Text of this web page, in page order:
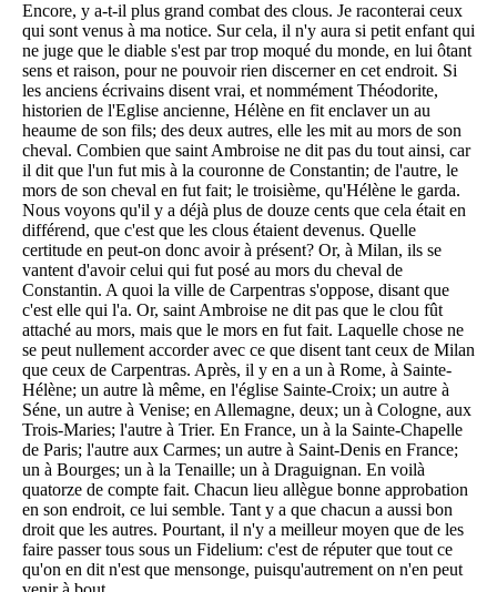
Encore, y a-t-il plus grand combat des clous. Je raconterai ceux
qui sont venus à ma notice. Sur cela, il n'y aura si petit enfant qui
ne juge que le diable s'est par trop moqué du monde, en lui ôtant
sens et raison, pour ne pouvoir rien discerner en cet endroit. Si
les anciens écrivains disent vrai, et nommément Théodorite,
historien de l'Eglise ancienne, Hélène en fit enclaver un au
heaume de son fils; des deux autres, elle les mit au mors de son
cheval. Combien que saint Ambroise ne dit pas du tout ainsi, car
il dit que l'un fut mis à la couronne de Constantin; de l'autre, le
mors de son cheval en fut fait; le troisième, qu'Hélène le garda.
Nous voyons qu'il y a déjà plus de douze cents que cela était en
différend, que c'est que les clous étaient devenus. Quelle
certitude en peut-on donc avoir à présent? Or, à Milan, ils se
vantent d'avoir celui qui fut posé au mors du cheval de
Constantin. A quoi la ville de Carpentras s'oppose, disant que
c'est elle qui l'a. Or, saint Ambroise ne dit pas que le clou fût
attaché au mors, mais que le mors en fut fait. Laquelle chose ne
se peut nullement accorder avec ce que disent tant ceux de Milan
que ceux de Carpentras. Après, il y en a un à Rome, à Sainte-
Hélène; un autre là même, en l'église Sainte-Croix; un autre à
Séne, un autre à Venise; en Allemagne, deux; un à Cologne, aux
Trois-Maries; l'autre à Trier. En France, un à la Sainte-Chapelle
de Paris; l'autre aux Carmes; un autre à Saint-Denis en France;
un à Bourges; un à la Tenaille; un à Draguignan. En voilà
quatorze de compte fait. Chacun lieu allègue bonne approbation
en son endroit, ce lui semble. Tant y a que chacun a aussi bon
droit que les autres. Pourtant, il n'y a meilleur moyen que de les
faire passer tous sous un Fidelium: c'est de réputer que tout ce
qu'on en dit n'est que mensonge, puisqu'autrement on n'en peut